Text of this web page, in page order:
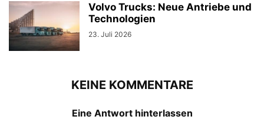
Volvo Trucks: Neue Antriebe und
Technologien
23. Juli 2026
KEINE KOMMENTARE
Eine Antwort hinterlassen